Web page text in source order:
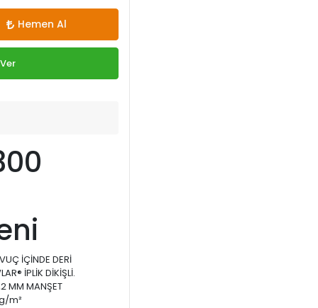
Hemen Al
İÇİNDE DERİ
İPLİK DİKİŞLİ.
MM MANŞET
m²